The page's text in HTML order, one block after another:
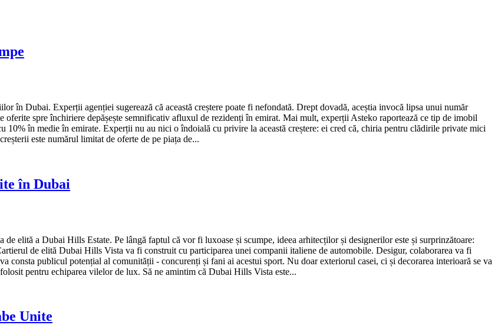
în Dubai. Experții agenției sugerează că această creștere poate fi nefondată. Drept dovadă, aceștia invocă lipsa unui număr
spre închiriere depășește semnificativ afluxul de rezidenți în emirat. Mai mult, experții Asteko raportează ce tip de imobil
10% în medie în emirate. Experții nu au nici o îndoială cu privire la această creștere: ei cred că, chiria pentru clădirile private mici
este numărul limitat de oferte de pe piața de...
în Dubai
de elită a Dubai Hills Estate. Pe lângă faptul că vor fi luxoase și scumpe, ideea arhitecților și designerilor este și surprinzătoare:
de elită Dubai Hills Vista va fi construit cu participarea unei companii italiene de automobile. Desigur, colaborarea va fi
consta publicul potențial al comunității - concurenți și fani ai acestui sport. Nu doar exteriorul casei, ci și decorarea interioară se va
pentru echiparea vilelor de lux. Să ne amintim că Dubai Hills Vista este...
Unite